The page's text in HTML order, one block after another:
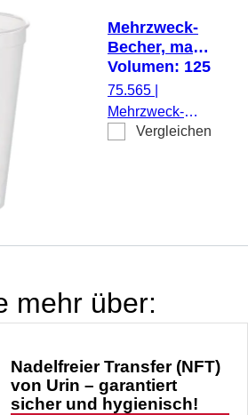
Mehrzweck-
Becher, max.
Volumen: 125
ml, (LxØ): 85
x 62 mm,
graduiert, PP,
transparent
75.565
Mehrzweck-
Becher, max.
Stück/Beutel
Vergleichen
mehr über:
Nadelfreier Transfer (NFT)
von Urin – garantiert
sicher und hygienisch!